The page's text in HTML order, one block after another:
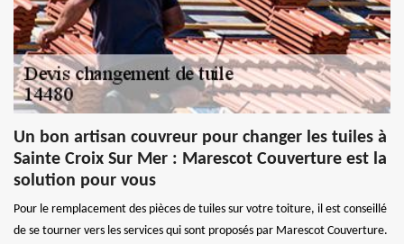
Un bon artisan couvreur pour changer les tuiles à
Sainte Croix Sur Mer : Marescot Couverture est la
solution pour vous
Pour le remplacement des pièces de tuiles sur votre toiture, il est conseillé
de se tourner vers les services qui sont proposés par Marescot Couverture.